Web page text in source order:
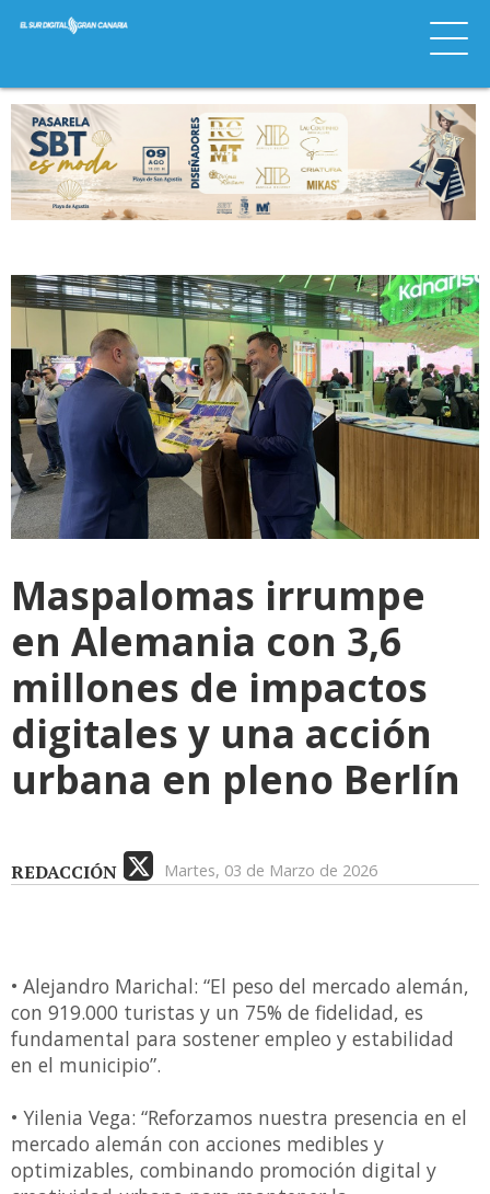
Maspalomas irrumpe
en Alemania con 3,6
millones de impactos
digitales y una acción
urbana en pleno Berlín
REDACCIÓN Martes, 03 de Marzo de 2026
• Alejandro Marichal: “El peso del mercado alemán,
con 919.000 turistas y un 75% de fidelidad, es
fundamental para sostener empleo y estabilidad
en el municipio”.
• Yilenia Vega: “Reforzamos nuestra presencia en el
mercado alemán con acciones medibles y
optimizables, combinando promoción digital y